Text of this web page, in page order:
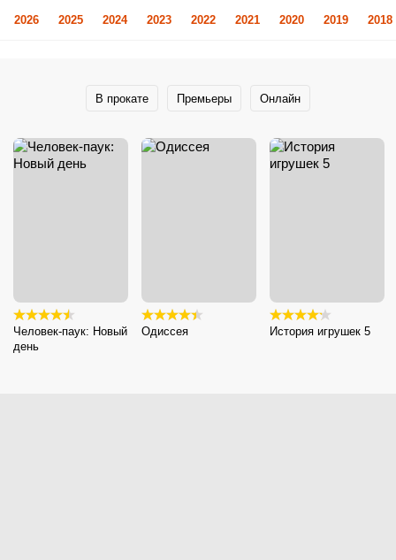
2026 2025 2024 2023 2022 2021 2020 2019 2018
В прокате Премьеры Онлайн
Человек-паук: Новый
день
Одиссея История игрушек 5